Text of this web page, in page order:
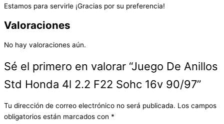
Estamos para servirle ¡Gracias por su preferencia!
Valoraciones
No hay valoraciones aún.
Sé el primero en valorar “Juego De Anillos
Std Honda 4l 2.2 F22 Sohc 16v 90/97”
Tu dirección de correo electrónico no será publicada. Los campos
obligatorios están marcados con *